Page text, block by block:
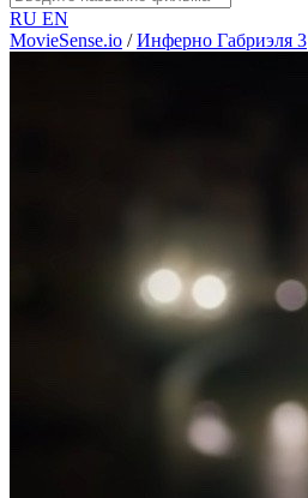
RU EN
MovieSense.io / Инферно Габриэля 3